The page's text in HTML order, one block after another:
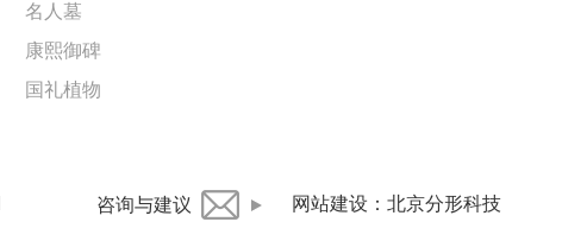
名人墓
康熙御碑
国礼植物
咨询与建议 网站建设 ： 北京分形科技